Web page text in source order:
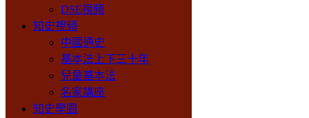
DSE視頻
知史視頻
中國通史
基本法上下三十年
兒童基本法
名家講座
知史學園